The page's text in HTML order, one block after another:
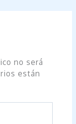
no será
están